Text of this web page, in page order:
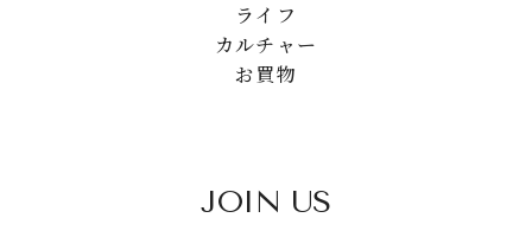
ライフ
カルチャー
お買物
JOIN US